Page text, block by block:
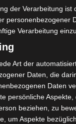
Halbzeit mit
Wetter
der Verarbeitung ist
personenbezogener
Verarbeitung
Art der
Daten, die
Daten
persönliche
beziehen, zu
um Aspekte